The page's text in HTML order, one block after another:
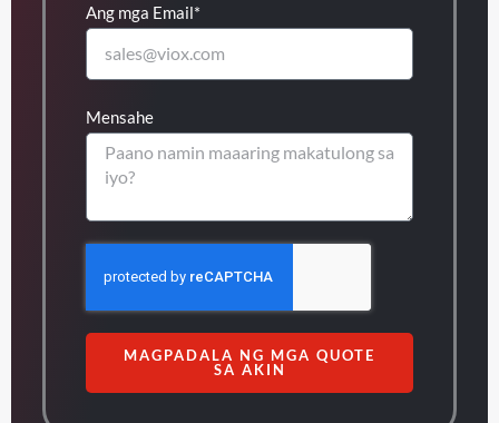
Ang mga Email*
Mensahe
MAGPADALA NG MGA QUOTE
SA AKIN